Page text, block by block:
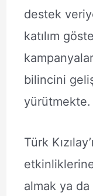
destek
katılım
bilincini
yürütmekte.
Türk
almak ya